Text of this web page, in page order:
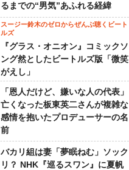
るまでの“男気”あふれる経緯
スージー鈴木のゼロからぜんぶ聴くビート
ルズ
『グラス・オニオン』コミックソ
ング然としたビートルズ版「微笑
がえし」
「恩人だけど、嫌いな人の代表」
亡くなった板東英二さんが複雑な
感情を抱いたプロデューサーの名
前
バカリ組は妻「夢眠ねむ」ソック
リ？ NHK『巡るスワン』に夏帆